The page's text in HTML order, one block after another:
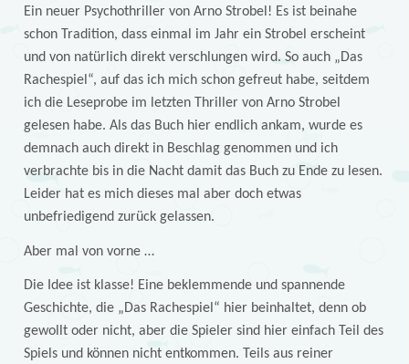
Ein neuer Psychothriller von Arno Strobel! Es ist beinahe
schon Tradition, dass einmal im Jahr ein Strobel erscheint
und von natürlich direkt verschlungen wird. So auch „Das
Rachespiel“, auf das ich mich schon gefreut habe, seitdem
ich die Leseprobe im letzten Thriller von Arno Strobel
gelesen habe. Als das Buch hier endlich ankam, wurde es
demnach auch direkt in Beschlag genommen und ich
verbrachte bis in die Nacht damit das Buch zu Ende zu lesen.
Leider hat es mich dieses mal aber doch etwas
unbefriedigend zurück gelassen.
Aber mal von vorne …
Die Idee ist klasse! Eine beklemmende und spannende
Geschichte, die „Das Rachespiel“ hier beinhaltet, denn ob
gewollt oder nicht, aber die Spieler sind hier einfach Teil des
Spiels und können nicht entkommen. Teils aus reiner